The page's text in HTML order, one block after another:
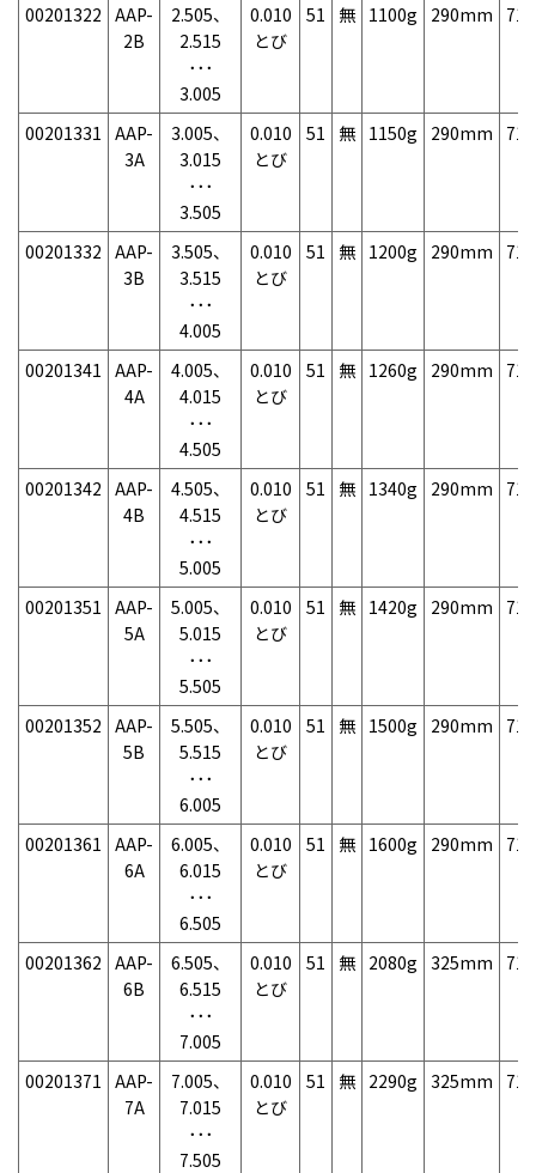
00201322 AAP-
2B
2.505、
2.515
･･･
3.005
0.010
とび
51 無 1100g 290mm
00201331 AAP-
3A
3.005、
3.015
･･･
3.505
0.010
とび
51 無 1150g 290mm
00201332 AAP-
3B
3.505、
3.515
･･･
4.005
0.010
とび
51 無 1200g 290mm
00201341 AAP-
4A
4.005、
4.015
･･･
4.505
0.010
とび
51 無 1260g 290mm
00201342 AAP-
4B
4.505、
4.515
･･･
5.005
0.010
とび
51 無 1340g 290mm
00201351 AAP-
5A
5.005、
5.015
･･･
5.505
0.010
とび
51 無 1420g 290mm
00201352 AAP-
5B
5.505、
5.515
･･･
6.005
0.010
とび
51 無 1500g 290mm
00201361 AAP-
6A
6.005、
6.015
･･･
6.505
0.010
とび
51 無 1600g 290mm
00201362 AAP-
6B
6.505、
6.515
･･･
7.005
0.010
とび
51 無 2080g 325mm
00201371 AAP-
7A
7.005、
7.015
･･･
7.505
0.010
とび
51 無 2290g 325mm